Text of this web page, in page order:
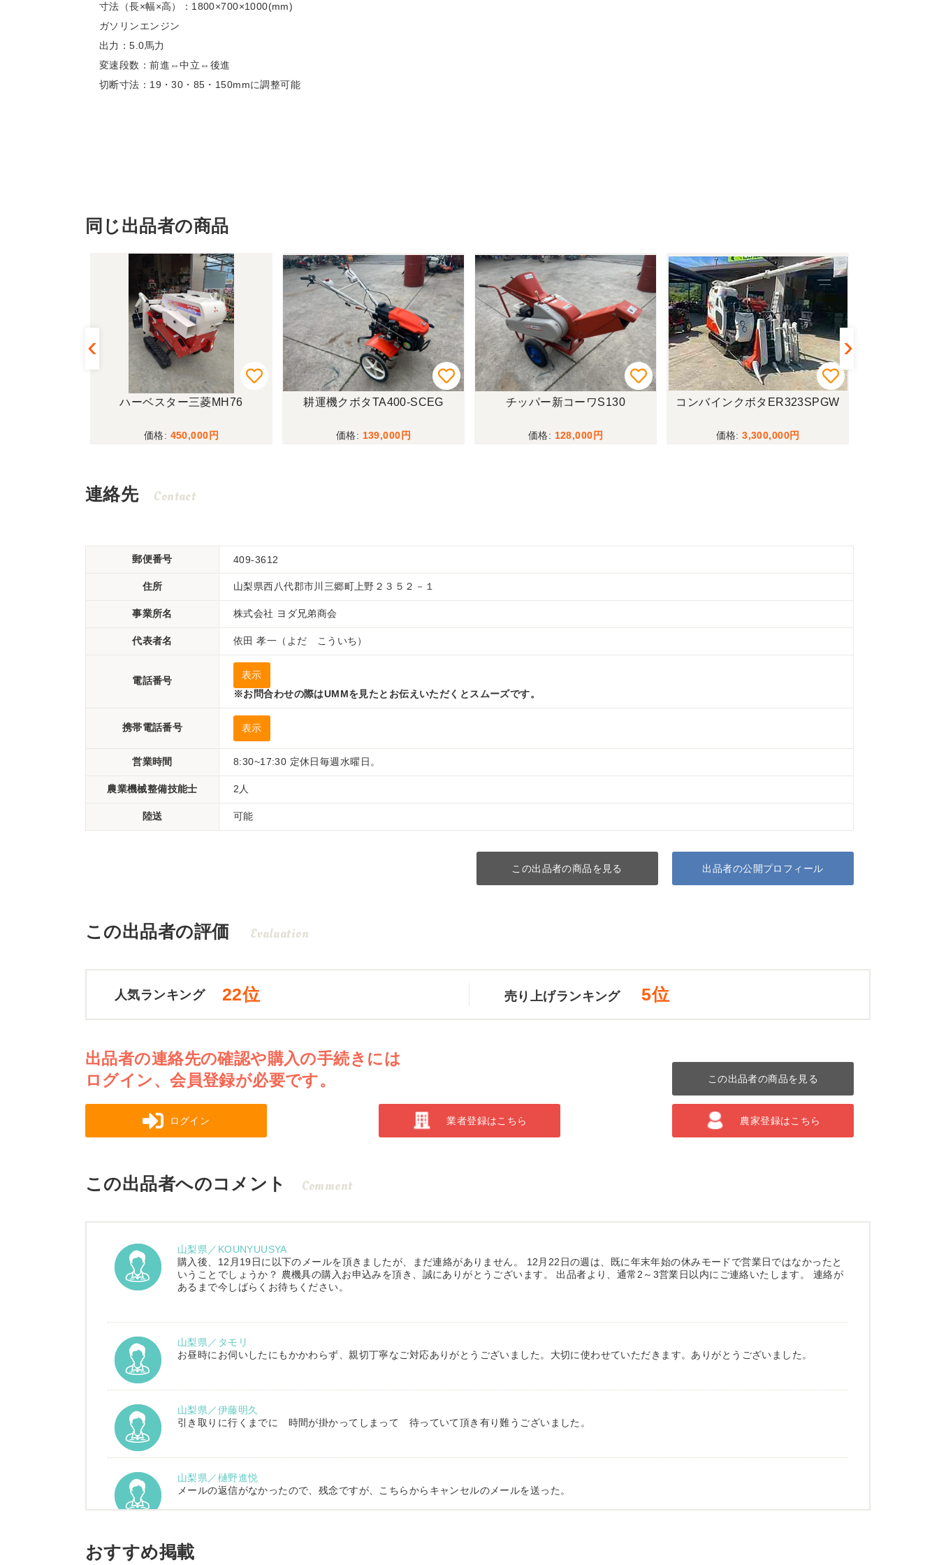
寸法（長×幅×高）：1800×700×1000(mm)
ガソリンエンジン
出力：5.0馬力
変速段数：前進⇔中立⇔後進
切断寸法：19・30・85・150mmに調整可能
同じ出品者の商品
ハーベスター三菱MH76
450,000
耕運機クボタTA400-SCEG
139,000
チッパー新コーワS130
128,000
コンバインクボタER323SPGW
3,300,000
連絡先 Contact
郵便番号 409-3612
住所 山梨県西八代郡市川三郷町上野２３５２－１
事業所名 株式会社 ヨダ兄弟商会
代表者名 依田 孝一（よだ こういち）
電話番号
表示
※お問合わせの際はUMMを見たとお伝えいただくとスムーズです。
携帯電話番号 表示
営業時間 8:30~17:30 定休日毎週水曜日。
農業機械整備技能士 2人
陸送 可能
この出品者の商品を見る 出品者の公開プロフィール
この出品者の評価 Evaluation
人気ランキング 22位 売り上げランキング 5位
出品者の連絡先の確認や購入の手続きには
ログイン、会員登録が必要です。
この出品者の商品を見る
ログイン 業者登録はこちら 農家登録はこちら
この出品者へのコメント Comment
山梨県／KOUNYUUSYA
購入後、12月19日に以下のメールを頂きましたが、まだ連絡がありません。 12月22日の週は、既に年末年始の休みモードで営業日ではなかったと
いうことでしょうか？ 農機具の購入お申込みを頂き、誠にありがとうございます。 出品者より、通常2～3営業日以内にご連絡いたします。 連絡が
あるまで今しばらくお待ちください。
山梨県／タモリ
お昼時にお伺いしたにもかかわらず、親切丁寧なご対応ありがとうございました。大切に使わせていただきます。ありがとうございました。
山梨県／伊藤明久
引き取りに行くまでに 時間が掛かってしまって 待っていて頂き有り難うございました。
山梨県／樋野進悦
メールの返信がなかったので、残念ですが、こちらからキャンセルのメールを送った。
山梨県／伊藤明久
こちらの希望価格にして頂き有り難う御座いました。 引き取りにお伺いするまで 待って頂き有り難うございました。
おすすめ掲載